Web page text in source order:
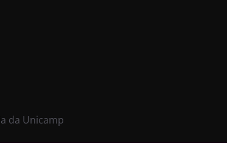
ferramentas
da Unicamp